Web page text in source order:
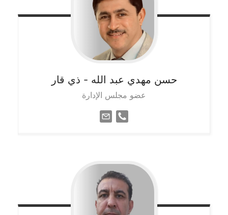
حسن مهدي عبد الله - ذي قار
عضو مجلس الإدارة